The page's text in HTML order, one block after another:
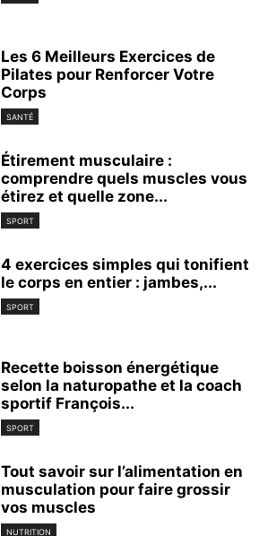
Les 6 Meilleurs Exercices de
Pilates pour Renforcer Votre
Corps
SANTÉ
Étirement musculaire :
comprendre quels muscles vous
étirez et quelle zone...
SPORT
4 exercices simples qui tonifient
le corps en entier : jambes,...
SPORT
Recette boisson énergétique
selon la naturopathe et la coach
sportif François...
SPORT
Tout savoir sur l’alimentation en
musculation pour faire grossir
vos muscles
NUTRITION